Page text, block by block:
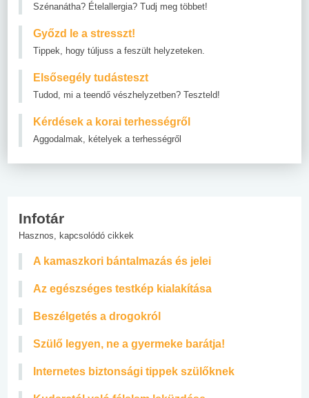
Szénanátha? Ételallergia? Tudj meg többet!
Győzd le a stresszt!
Tippek, hogy túljuss a feszült helyzeteken.
Elsősegély tudásteszt
Tudod, mi a teendő vészhelyzetben? Teszteld!
Kérdések a korai terhességről
Aggodalmak, kételyek a terhességről
Infotár
Hasznos, kapcsolódó cikkek
A kamaszkori bántalmazás és jelei
Az egészséges testkép kialakítása
Beszélgetés a drogokról
Szülő legyen, ne a gyermeke barátja!
Internetes biztonsági tippek szülőknek